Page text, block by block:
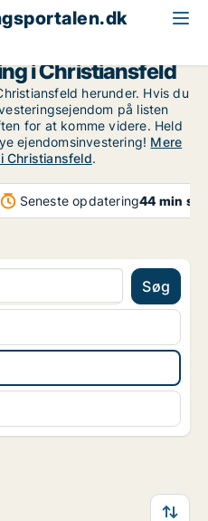
i Christiansfeld
herunder. Hvis du
på listen
for at komme videre. Held
ejendomsinvestering! Mere
Christiansfeld.
Seneste opdatering44 min
Søg